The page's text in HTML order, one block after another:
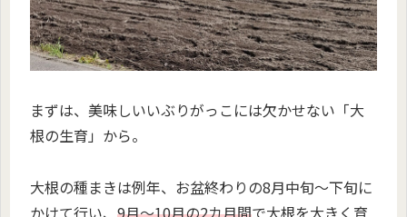
まずは、美味しいいぶりがっこには欠かせない「大
根の生育」から。
大根の種まきは例年、お盆終わりの8月中旬〜下旬に
かけて行い、 9月〜10月の2カ月間で大根を大きく育